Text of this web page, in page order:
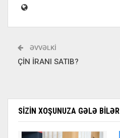
ƏVVƏLKI
ÇİN İRANI SATIB?
SIZIN XOŞUNUZA GƏLƏ BILƏR